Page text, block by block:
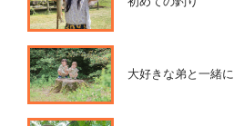
大好きな弟と一緒に